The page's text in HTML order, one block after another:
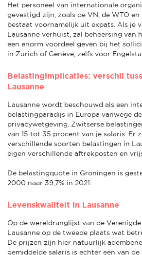
Het personeel van internationale
gevestigd zijn, zoals de VN, de WTO en
bestaat voornamelijk uit expats. Als je
Lausanne verhuist, zal beheersing van
een enorm voordeel geven bij het
in Zürich of Genève, zelfs voor
Belastingimplicaties: verschil
Lausanne
Lausanne wordt beschouwd als een
belastingparadijs in Europa vanwege
privacywetgeving. Zwitserse
van 15 tot 35 procent van je salaris. Er
verschillende soorten belastingen in
eigen verschillende aftrekposten en
De belastingquote in Groningen is
2000 naar 39,7% in 2021.
Levenskwaliteit in Lausanne
Op de wereldranglijst van de
Lausanne op de tweede plaats wat
De prijzen zijn hier natuurlijk
gemiddelde salaris is echter een van